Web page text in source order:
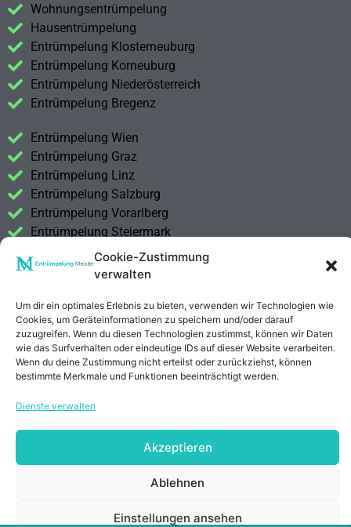
Cookie-Zustimmung
verwalten
Um dir ein optimales Erlebnis zu bieten, verwenden wir Technologien wie
Cookies, um Geräteinformationen zu speichern und/oder darauf
zuzugreifen. Wenn du diesen Technologien zustimmst, können wir Daten
wie das Surfverhalten oder eindeutige IDs auf dieser Website verarbeiten.
Wenn du deine Zustimmung nicht erteilst oder zurückziehst, können
bestimmte Merkmale und Funktionen beeinträchtigt werden.
Dienste verwalten
Akzeptieren
Ablehnen
Einstellungen ansehen
Wohnungsentrümpelung
Hausentrümpelung
Entrümpelung Klosterneuburg
Entrümpelung Korneuburg
Entrümpelung Niederösterreich
Entrümpelung Bregenz
Entrümpelung Wien
Entrümpelung Graz
Entrümpelung Linz
Entrümpelung Salzburg
Entrümpelung Vorarlberg
Entrümpelung Steiermark
Kontakt
Datenschutzerklärung
Anrufen E-Mail